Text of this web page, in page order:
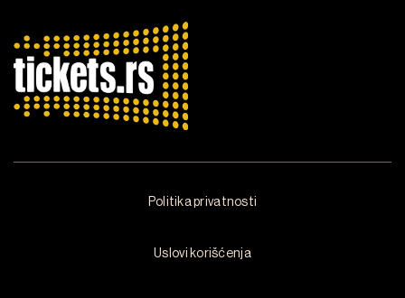
Politika privatnosti
Uslovi korišćenja